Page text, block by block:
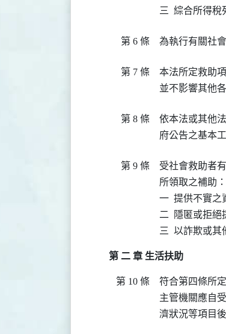
三  綜合所得稅
第 6 條 為執行有關社
第 7 條
本法所定救助
並不影響其他
第 8 條
依本法或其他
府公告之基本
第 9 條
受社會救助者
所領取之補助：
一  提供不實之
二  隱匿或拒絕
三  以詐欺或其
第 二 章 生活扶助
第 10 條
符合第四條所
主管機關應自
濟狀況等項目